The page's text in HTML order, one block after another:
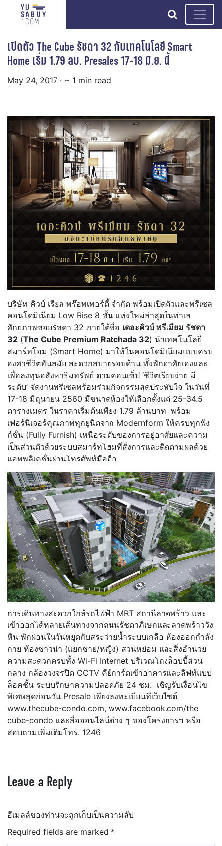
search
เปิดตัว The Cube รัชดา 32 กับเทคโนโลยี Smart
Home เริ่ม 1.79 ลบ. Presales 17-18 มิ.ย. นี้
May 24, 2017 · ~ 1 min read
บริษัท คิวบ์ เรียล พร๊อพเพอร์ตี้ จำกัด พร้อมเปิดตัวและพรีเซล
คอนโดมิเนียม Low Rise 8 ชั้น แห่งใหม่ล่าสุดในทำเล
ศักยภาพซอยรัชดา 32 ภายใต้ชื่อ เดอะคิวบ์ พรีเมียม รัชดา
32 (The Cube Premium Ratchada 32) นำเทคโนโลยี
สมาร์ทโฮม (Smart Home) มาให้ในคอนโดมิเนียมแบบครบ
องศาชีวิตทันสมัย สะดวกสบายรอบด้าน ทั้งพักอาศัยเองและ
เพื่อลงทุนอสังหาริมทรัพย์ ตามคอนเซ็ป ‘ชีวิตเรียบง่าย มี
ระดับ’ จัดงานพรีเซลพร้อมร่วมกิจกรรมสุดประทับใจ ในวันที่
17-18 มิถุนายน 2560 มีขนาดห้องให้เลือกตั้งแต่ 25-34.5
ตารางเมตร ในราคาเริ่มต้นเพียง 1.79 ล้านบาท พร้อม
เฟอร์นิเจอร์คุณภาพทุกยูนิตจาก Modernform ให้ครบทุกฟัง
ก์ชั่น (Fully Furnish) เหนือระดับของการอยู่อาศัยและความ
เป็นส่วนตัวด้วยระบบสมาร์ทโฮมที่สั่งการและติดตามผลด้วย
แอพพลิเคชั่นผ่านโทรศัพท์มือถือ
การเดินทางสะดวกใกล้รถไฟฟ้า MRT สถานีลาดพร้าว และ
เข้าออกได้หลายเส้นทางจากถนนรัชดาภิเษกและลาดพร้าววัง
หิน พักผ่อนในวันหยุดกับสระว่ายน้ำระบบเกลือ ห้องออกกำลัง
กาย ห้องซาวน่า (แยกชาย/หญิง) สวนหย่อม และสิ่งอำนวย
ความสะดวกครบทั้ง Wi-Fi Internet บริเวณโถงล็อบบี้ส่วน
กลาง กล้องวงจรปิด CCTV คีย์การ์ดเข้าอาคารและลิฟท์แบบ
ล็อคชั้น ระบบรักษาความปลอดภัย 24 ชม. เชิญรับเงื่อนไข
พิเศษสุดก่อนวัน Presale เพียงลงทะเบียนที่เว็บไซต์
www.thecube-condo.com, www.facebook.com/the
cube-condo และสื่อออนไลน์ต่าง ๆ ของโครงการฯ หรือ
สอบถามเพิ่มเติมโทร. 1246
Leave a Reply
อีเมลล์ของท่านจะถูกเก็บเป็นความลับ
Required fields are marked *